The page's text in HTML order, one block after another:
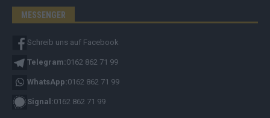
MESSENGER
Schreib uns auf Facebook
Telegram:0162 862 71 99
WhatsApp:0162 862 71 99
Signal:0162 862 71 99